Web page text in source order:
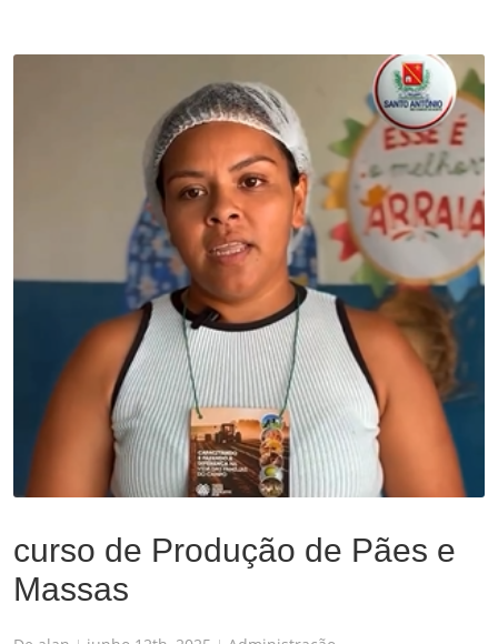
curso de Produção de Pães e Massas
Administração,Empreendedorismo,Noticias , Trabalho
curso de Produção de Pães e
Massas